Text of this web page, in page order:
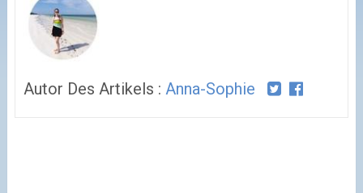
Autor Des Artikels : Anna-Sophie